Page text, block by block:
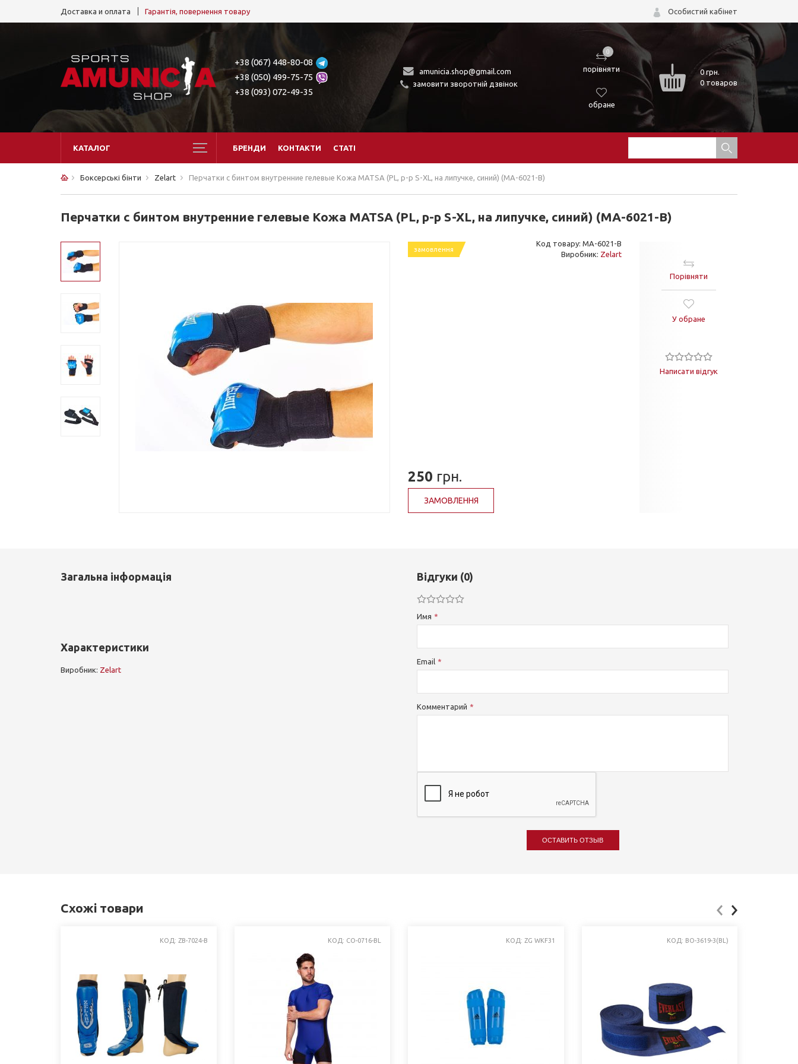
Доставка и оплата Гарантія, повернення товару Особистий кабінет
+38 (067) 448-80-08
+38 (050) 499-75-75
+38 (093) 072-49-35
amunicia.shop@gmail.com
замовити зворотній дзвінок
0
порівняти
обране
0грн.
0 товаров
КАТАЛОГ БРЕНДИ КОНТАКТИ СТАТІ
Боксерські бінти Zelart Перчатки с бинтом внутренние гелевые Кожа MATSA (PL, р-р S-XL, на липучке, синий) (MA-6021-B)
Перчатки с бинтом внутренние гелевые Кожа MATSA (PL, р-р S-XL, на липучке, синий) (MA-6021-B)
замовлення
Код товару: MA-6021-B
Виробник: Zelart
250 грн.
ЗАМОВЛЕННЯ
Порівняти
У обране
Написати відгук
Загальна інформація
Характеристики
Виробник: Zelart
Відгуки (0)
Имя
Email
Комментарий
ОСТАВИТЬ ОТЗЫВ
Схожі товари
КОД: ZB-7024-B КОД: CO-0716-BL КОД: ZG WKF31 КОД: BO-3619-3(BL)